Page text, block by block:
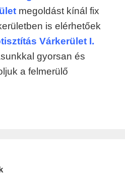
megoldást kínál fix
is elérhetőek
Várkerület I.
gyorsan és
a felmerülő